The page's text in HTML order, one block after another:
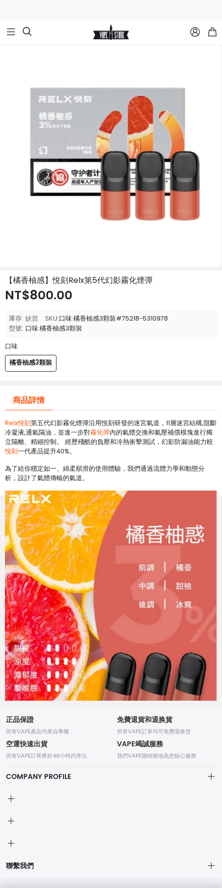
  
【橘香柚感】悅刻Relx第5代幻影霧化煙彈
NT$800.00
庫存: 缺貨 SKU:口味:橘香柚感3顆裝#75218-5310978
型號: 口味:橘香柚感3顆裝
口味
橘香柚感3顆裝
商品詳情
Relx悅刻第五代幻影霧化煙彈沿用悅刻研發的迷宮氣道，11層迷宮結構,阻斷
冷凝液,通氣隔油，並進一步對霧化彈內的氣體交換和氣壓補償模塊進行獨
立隔離、精細控制。 經歷殘酷的負壓和冷熱衝擊測試，幻影防漏油能力較
悅刻一代產品提升40%。
為了給你穩定如一、綿柔順滑的使用體驗，我們通過流體力學和動態分
析，設計了氣體傳輸的氣道。
正品保證
所有VAPE產品均來自專櫃
免費退貨和退换貨
所有VAPE訂單均可免费退换货
空運快速出貨
所有VAPE訂單將於48小時内寄出
VAPE竭誠服務
我們VAPE随時随地為您贴心服務
COMPANY PROFILE
我的訂單
個人中心
我的收藏
品牌列表
聯繫我們